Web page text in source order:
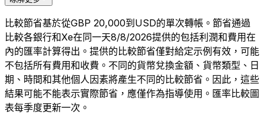
比較節省基於從GBP 20,000到USD的單次轉帳。節省通過
比較各銀行和Xe在同一天8/8/2026提供的包括利潤和費用在
內的匯率計算得出。提供的比較節省僅對給定示例有效，可能
不包括所有費用和收費。不同的貨幣兌換金額、貨幣類型、日
期、時間和其他個人因素將產生不同的比較節省。因此，這些
結果可能不能表示實際節省，應僅作為指導使用。匯率比較圖
表每季度更新一次。